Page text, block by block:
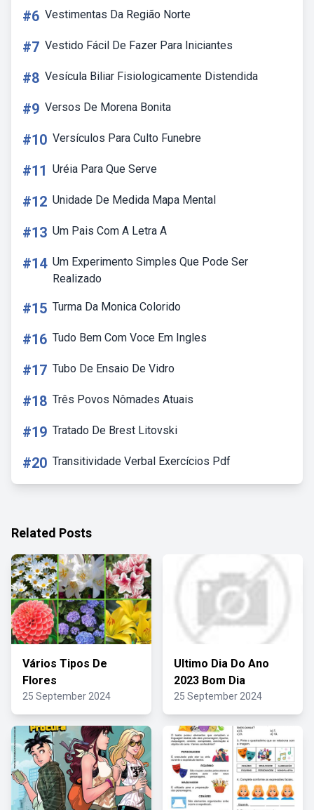
#6 Vestimentas Da Região Norte
#7 Vestido Fácil De Fazer Para Iniciantes
#8 Vesícula Biliar Fisiologicamente Distendida
#9 Versos De Morena Bonita
#10 Versículos Para Culto Funebre
#11 Uréia Para Que Serve
#12 Unidade De Medida Mapa Mental
#13 Um Pais Com A Letra A
#14 Um Experimento Simples Que Pode Ser
Realizado
#15 Turma Da Monica Colorido
#16 Tudo Bem Com Voce Em Ingles
#17 Tubo De Ensaio De Vidro
#18 Três Povos Nômades Atuais
#19 Tratado De Brest Litovski
#20 Transitividade Verbal Exercícios Pdf
Related Posts
Vários Tipos De
Flores
25 September 2024
Ultimo Dia Do Ano
2023 Bom Dia
25 September 2024